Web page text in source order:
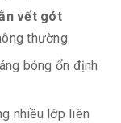
vết gót
thường.
bóng ổn định
nhiều lớp liên